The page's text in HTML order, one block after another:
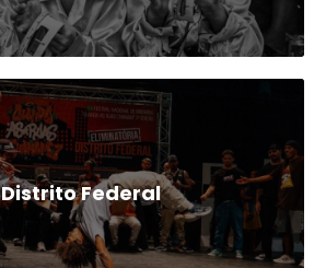
Distrito Federal